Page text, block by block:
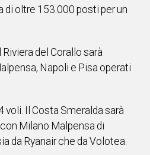
di oltre 153.000 posti per un
del Corallo sarà
Napoli e Pisa operati
voli. Il Costa Smeralda sarà
Milano Malpensa di
da Ryanair che da Volotea.